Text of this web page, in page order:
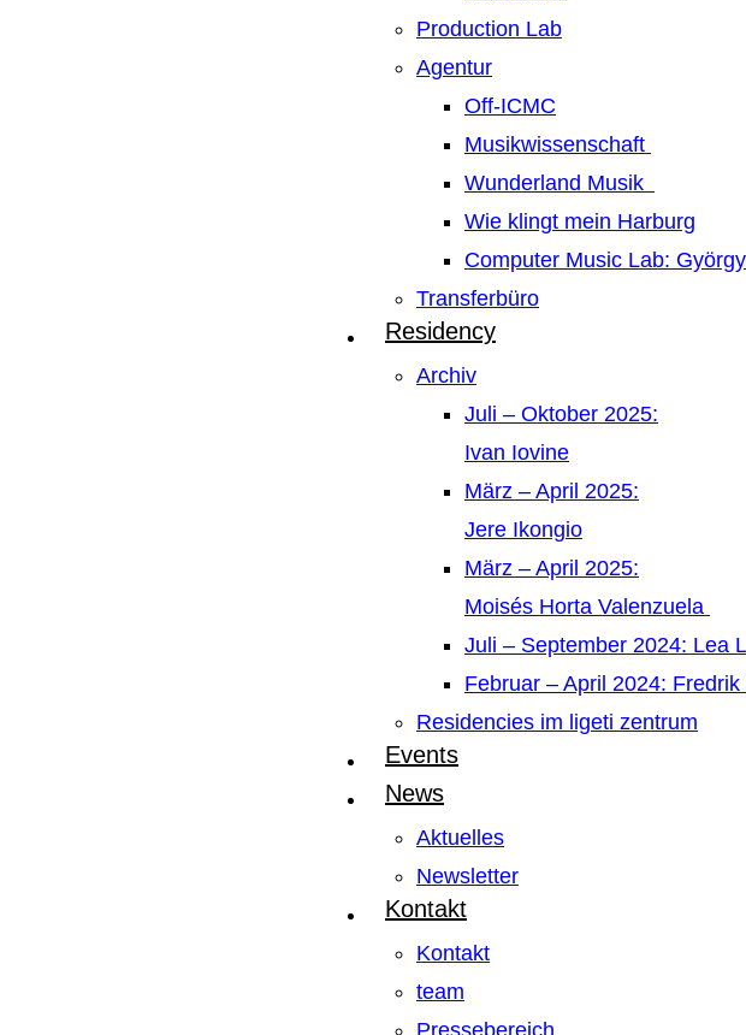
Production Lab
Agentur
Off-ICMC
Musikwissenschaft
Wunderland Musik
Wie klingt mein Harburg
Computer Music Lab:
Transferbüro
Residency
Archiv
Juli – Oktober 2025:
Ivan Iovine
März – April 2025:
Jere Ikongio
März – April 2025:
Moisés Horta Valenzuela
Juli – September 2024: Lea
Februar – April 2024:
Residencies im ligeti zentrum
Events
News
Aktuelles
Newsletter
Kontakt
Kontakt
team
Pressebereich